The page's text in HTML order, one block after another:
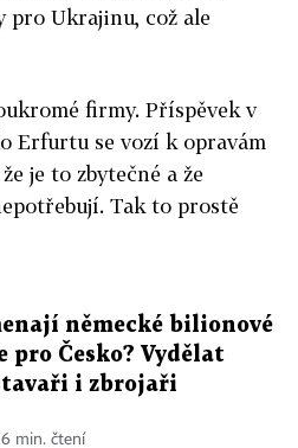
pro Ukrajinu, což ale
firmy. Příspěvek v
Erfurtu se vozí k opravám
je to zbytečné a že
Tak to prostě
německé bilionové
pro Česko? Vydělat
i zbrojaři
6 min. čtení